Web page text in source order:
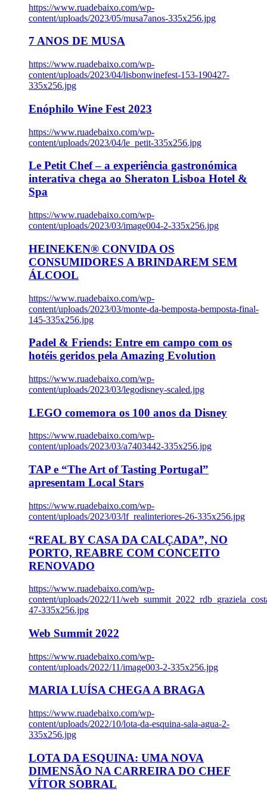
https://www.ruadebaixo.com/wp-
content/uploads/2023/05/musa7anos-335x256.jpg
7 ANOS DE MUSA
https://www.ruadebaixo.com/wp-
content/uploads/2023/04/lisbonwinefest-153-190427-
335x256.jpg
Enóphilo Wine Fest 2023
https://www.ruadebaixo.com/wp-
content/uploads/2023/04/le_petit-335x256.jpg
Le Petit Chef – a experiência gastronómica
interativa chega ao Sheraton Lisboa Hotel &
Spa
https://www.ruadebaixo.com/wp-
content/uploads/2023/03/image004-2-335x256.jpg
HEINEKEN® CONVIDA OS
CONSUMIDORES A BRINDAREM SEM
ÁLCOOL
https://www.ruadebaixo.com/wp-
content/uploads/2023/03/monte-da-bemposta-bemposta-final-
145-335x256.jpg
Padel & Friends: Entre em campo com os
hotéis geridos pela Amazing Evolution
https://www.ruadebaixo.com/wp-
content/uploads/2023/03/legodisney-scaled.jpg
LEGO comemora os 100 anos da Disney
https://www.ruadebaixo.com/wp-
content/uploads/2023/03/a7403442-335x256.jpg
TAP e “The Art of Tasting Portugal”
apresentam Local Stars
https://www.ruadebaixo.com/wp-
content/uploads/2023/03/lf_realinteriores-26-335x256.jpg
“REAL BY CASA DA CALÇADA”, NO
PORTO, REABRE COM CONCEITO
RENOVADO
https://www.ruadebaixo.com/wp-
content/uploads/2022/11/
47-335x256.jpg
Web Summit 2022
https://www.ruadebaixo.com/wp-
content/uploads/2022/11/image003-2-335x256.jpg
MARIA LUÍSA CHEGA A BRAGA
https://www.ruadebaixo.com/wp-
content/uploads/2022/10/lota-da-esquina-sala-agua-2-
335x256.jpg
LOTA DA ESQUINA: UMA NOVA
DIMENSÃO NA CARREIRA DO CHEF
VÍTOR SOBRAL